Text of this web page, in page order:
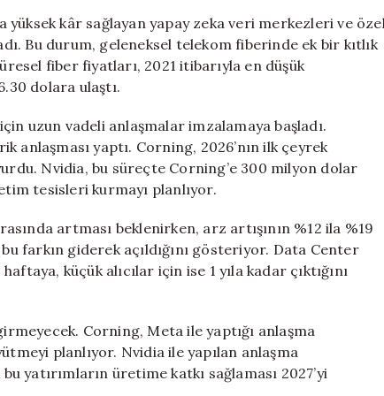
kâr sağlayan yapay zeka veri merkezleri ve
Bu durum, geleneksel telekom fiberinde ek bir kıtlık
fiber fiyatları, 2021 itibarıyla en düşük
dolara ulaştı.
uzun vadeli anlaşmalar imzalamaya başladı.
yaptı. Corning, 2026’nın ilk çeyrek
Nvidia, bu süreçte Corning’e 300 milyon dolar
tesisleri kurmayı planlıyor.
artması beklenirken, arz artışının %12 ila %19
farkın giderek açıldığını gösteriyor. Data Center
küçük alıcılar için ise 1 yıla kadar çıktığını
Corning, Meta ile yaptığı anlaşma
planlıyor. Nvidia ile yapılan anlaşma
yatırımların üretime katkı sağlaması 2027’yi